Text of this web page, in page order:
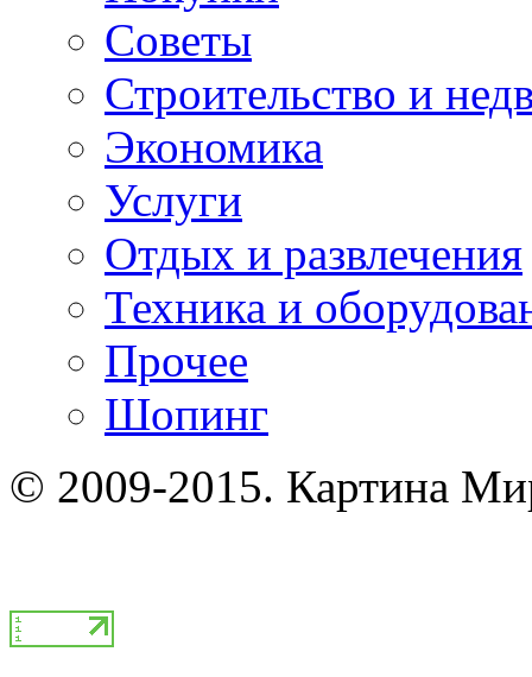
Советы
Строительство и
Экономика
Услуги
Отдых и развлечения
Техника и
Прочее
Шопинг
© 2009-2015. Картина